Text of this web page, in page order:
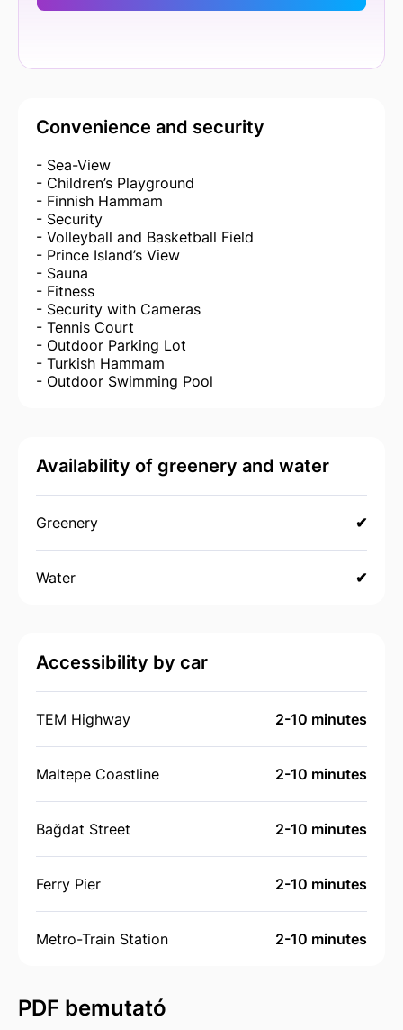
Convenience and security
- Sea-View
- Children’s Playground
- Finnish Hammam
- Security
- Volleyball and Basketball Field
- Prince Island’s View
- Sauna
- Fitness
- Security with Cameras
- Tennis Court
- Outdoor Parking Lot
- Turkish Hammam
- Outdoor Swimming Pool
Availability of greenery and water
Greenery ✔
Water ✔
Accessibility by car
TEM Highway 2-10 minutes
Maltepe Coastline 2-10 minutes
Bağdat Street 2-10 minutes
Ferry Pier 2-10 minutes
Metro-Train Station 2-10 minutes
PDF bemutató